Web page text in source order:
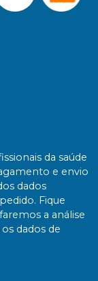
da saúde
e envio
dados
Fique
a análise
dados de